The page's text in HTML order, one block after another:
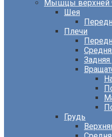
Мышцы верхней
Шея
Плечи
Грудь